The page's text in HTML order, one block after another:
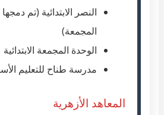
النصر الابتدائية (تم
المجمعة)
الوحدة المجمعة الابتدائية
مدرسة طناح للتعليم
المعاهد الأزهرية